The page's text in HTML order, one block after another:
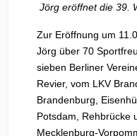
Jörg eröffnet die 39.
Zur Eröffnung um
Jörg über 70
sieben Berliner
Revier, vom LKV
Brandenburg,
Potsdam, Rehbrücke
Mecklenburg-